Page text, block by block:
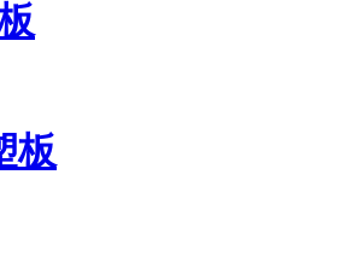
板